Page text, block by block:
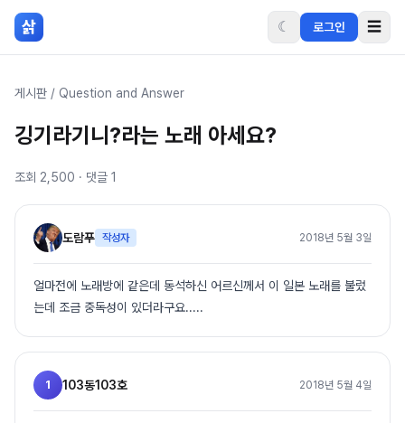
본문 바로가기
삵 ☾ 로그인 ☰
게시판 / Question and Answer
깅기라기니?라는 노래 아세요?
조회 2,500 · 댓글 1
도람푸 작성자 2018년 5월 3일
얼마전에 노래방에 같은데 동석하신 어르신께서 이 일본 노래를 불렀
는데 조금 중독성이 있더라구요.....
1 103동103호 2018년 5월 4일